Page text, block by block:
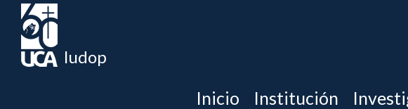
Iudop
Inicio Institución